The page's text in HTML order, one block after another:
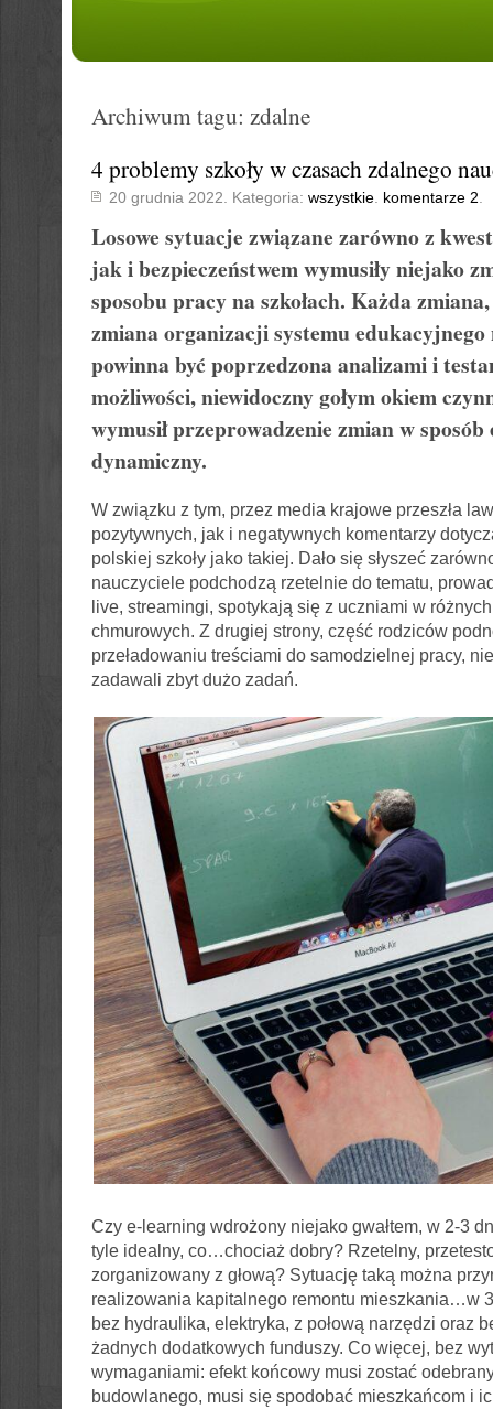
Archiwum tagu: zdalne
4 problemy szkoły w czasach zdalnego
20 grudnia 2022. Kategoria: wszystkie. komentarze 2
Losowe sytuacje związane zarówno z
jak i bezpieczeństwem wymusiły niejako
sposobu pracy na szkołach. Każda
zmiana organizacji systemu edukacyjnego
powinna być poprzedzona analizami i
możliwości, niewidoczny gołym okiem
wymusił przeprowadzenie zmian w sposób
dynamiczny.
W związku z tym, przez media krajowe przeszła
pozytywnych, jak i negatywnych komentarzy
polskiej szkoły jako takiej. Dało się słyszeć
nauczyciele podchodzą rzetelnie do tematu,
live, streamingi, spotykają się z uczniami w
chmurowych. Z drugiej strony, część rodziców
przeładowaniu treściami do samodzielnej pracy,
zadawali zbyt dużo zadań.
Czy e-learning wdrożony niejako gwałtem, w 2-3
tyle idealny, co…chociaż dobry? Rzetelny,
zorganizowany z głową? Sytuację taką można
realizowania kapitalnego remontu mieszkania…w
bez hydraulika, elektryka, z połową narzędzi oraz
żadnych dodatkowych funduszy. Co więcej, bez
wymaganiami: efekt końcowy musi zostać
budowlanego, musi się spodobać mieszkańcom i